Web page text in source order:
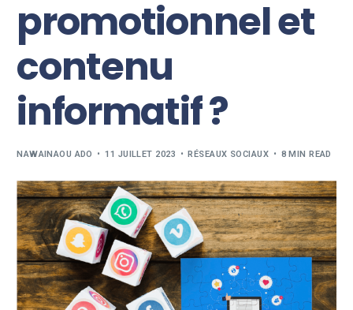
promotionnel et
contenu
informatif ?
NAWAINAOU ADO 11 JUILLET 2023 RÉSEAUX SOCIAUX 8 MIN READ